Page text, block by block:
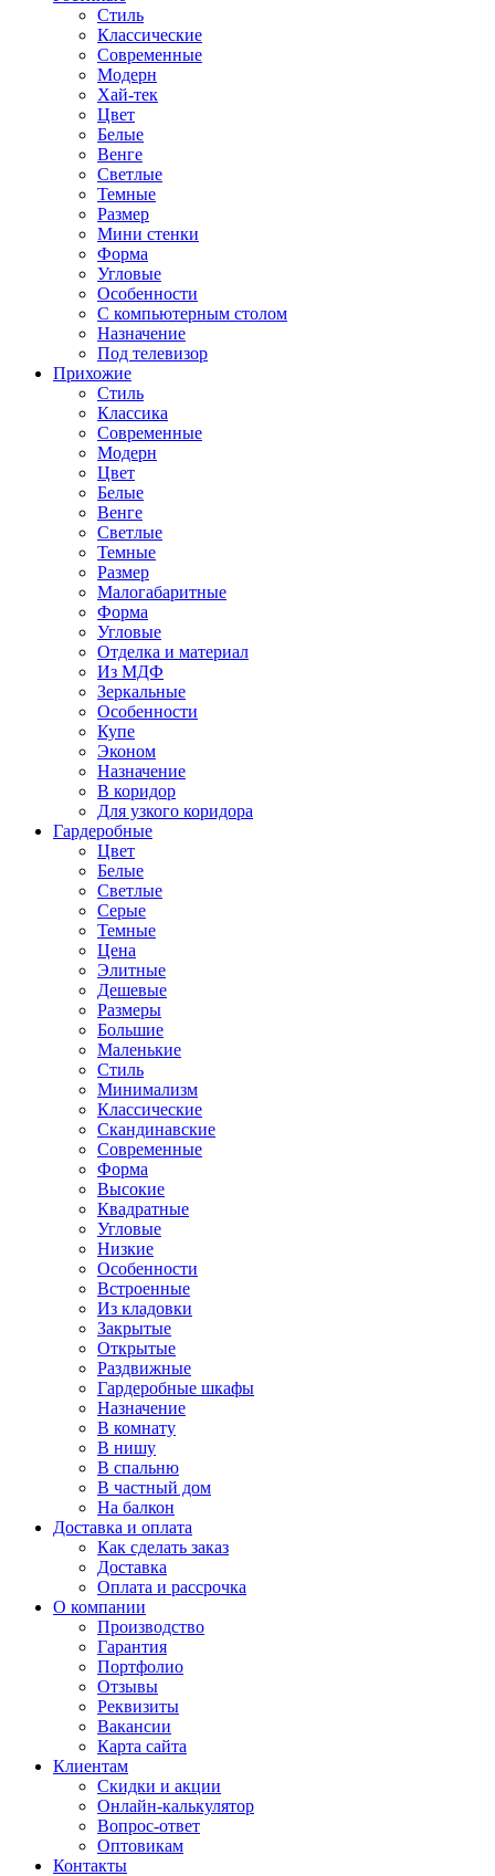
Стиль
Классические
Современные
Модерн
Хай-тек
Цвет
Белые
Венге
Светлые
Темные
Размер
Мини стенки
Форма
Угловые
Особенности
С компьютерным столом
Назначение
Под телевизор
Прихожие
Стиль
Классика
Современные
Модерн
Цвет
Белые
Венге
Светлые
Темные
Размер
Малогабаритные
Форма
Угловые
Отделка и материал
Из МДФ
Зеркальные
Особенности
Купе
Эконом
Назначение
В коридор
Для узкого коридора
Гардеробные
Цвет
Белые
Светлые
Серые
Темные
Цена
Элитные
Дешевые
Размеры
Большие
Маленькие
Стиль
Минимализм
Классические
Скандинавские
Современные
Форма
Высокие
Квадратные
Угловые
Низкие
Особенности
Встроенные
Из кладовки
Закрытые
Открытые
Раздвижные
Гардеробные шкафы
Назначение
В комнату
В нишу
В спальню
В частный дом
На балкон
Доставка и оплата
Как сделать заказ
Доставка
Оплата и рассрочка
О компании
Производство
Гарантия
Портфолио
Отзывы
Реквизиты
Вакансии
Карта сайта
Клиентам
Скидки и акции
Онлайн-калькулятор
Вопрос-ответ
Оптовикам
Контакты